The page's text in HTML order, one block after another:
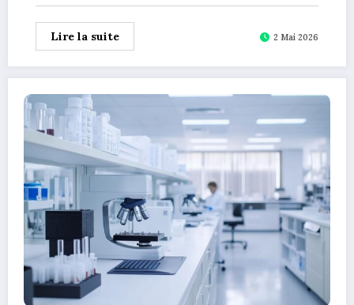
Lire la suite 2 Mai 2026